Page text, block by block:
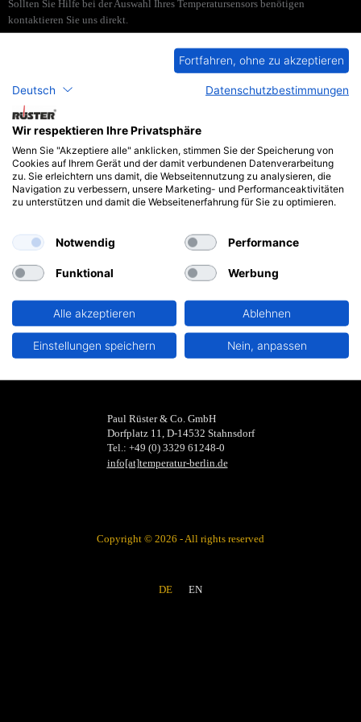
Sollten Sie Hilfe bei der Auswahl Ihres Temperatursensors benötigen
kontaktieren Sie uns direkt.
Typ MGTF
PDF
Impressum
Paul Rüster & Co. GmbH
Dorfplatz 11, D-14532 Stahnsdorf
Tel.: +49 (0) 3329 61248-0
info[at]temperatur-berlin.de
Copyright © 2026 - All rights reserved
DE EN
Fortfahren, ohne zu akzeptieren
Deutsch Datenschutzbestimmungen
Wir respektieren Ihre Privatsphäre
Wenn Sie "Akzeptiere alle" anklicken, stimmen Sie der Speicherung von
Cookies auf Ihrem Gerät und der damit verbundenen Datenverarbeitung
zu. Sie erleichtern uns damit, die Webseitennutzung zu analysieren, die
Navigation zu verbessern, unsere Marketing- und Performanceaktivitäten
zu unterstützen und damit die Webseitenerfahrung für Sie zu optimieren.
Notwendig Performance
Funktional Werbung
Alle akzeptieren Ablehnen
Einstellungen speichern Nein, anpassen